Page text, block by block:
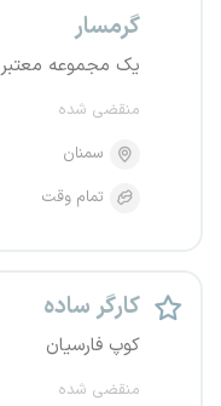
گرمسار
یک مجموعه معتبر
منقضی شده
سمنان
تمام وقت
کارگر ساده
کوپ فارسیان
منقضی شده